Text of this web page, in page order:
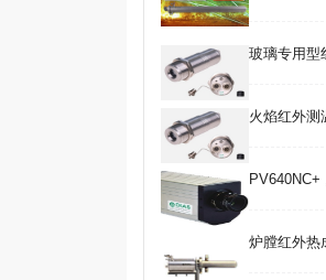
玻璃专用型
火焰红外测
炉膛红外热